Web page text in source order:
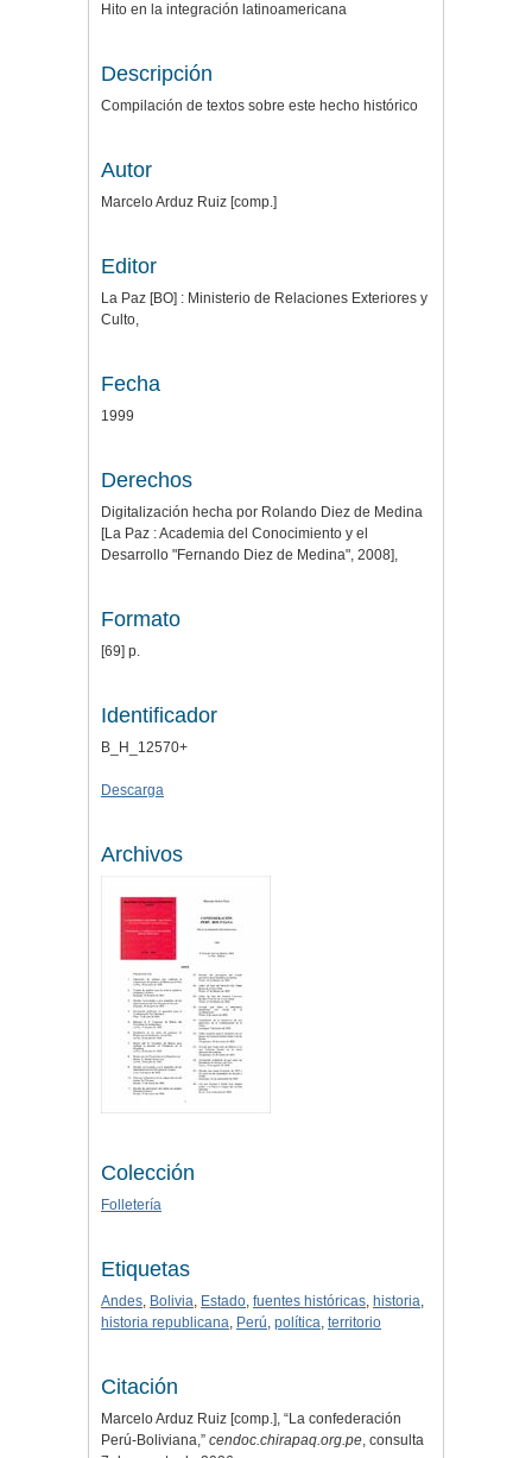
Hito en la integración latinoamericana
Descripción
Compilación de textos sobre este hecho histórico
Autor
Marcelo Arduz Ruiz [comp.]
Editor
La Paz [BO] : Ministerio de Relaciones Exteriores y
Culto,
Fecha
1999
Derechos
Digitalización hecha por Rolando Diez de Medina
[La Paz : Academia del Conocimiento y el
Desarrollo "Fernando Diez de Medina", 2008],
Formato
[69] p.
Identificador
B_H_12570+
Descarga
Archivos
Colección
Folletería
Etiquetas
Andes, Bolivia, Estado, fuentes históricas, historia,
historia republicana, Perú, política, territorio
Citación
Marcelo Arduz Ruiz [comp.], “La confederación
Perú-Boliviana,” cendoc.chirapaq.org.pe, consulta